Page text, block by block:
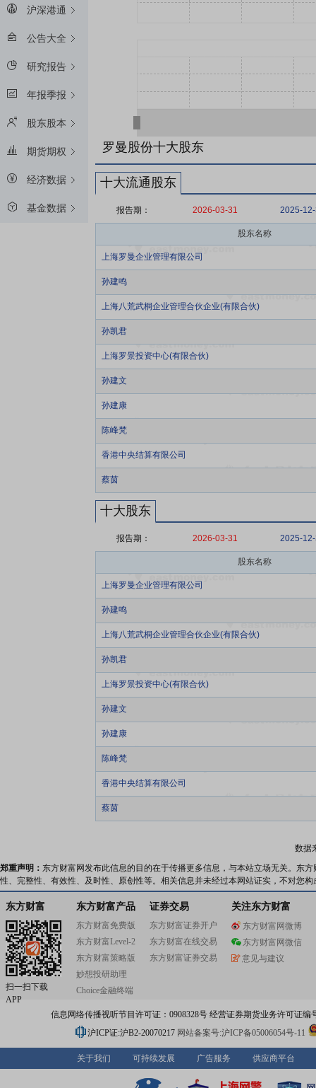
沪深港通
公告大全
研究报告
年报季报
股东股本
期货期权
经济数据
基金数据
罗曼股份十大股东
十大流通股东
报告期： 2026-03-31 2025-
股东名称
上海罗曼企业管理有限公司
孙建鸣
上海八荒武桐企业管理合伙企业(有限合伙)
孙凯君
上海罗景投资中心(有限合伙)
孙建文
孙建康
陈峰梵
香港中央结算有限公司
蔡茵
十大股东
报告期： 2026-03-31 2025-
股东名称
上海罗曼企业管理有限公司
孙建鸣
上海八荒武桐企业管理合伙企业(有限合伙)
孙凯君
上海罗景投资中心(有限合伙)
孙建文
孙建康
陈峰梵
香港中央结算有限公司
蔡茵
数据
郑重声明： 东方财富网发布此信息的目的在于传播更多信息，与本站立场无关。东
性、完整性、有效性、及时性、原创性等。相关信息并未经过本网站证实，不对您
东方财富
扫一扫下载
APP
东方财富产品
东方财富免费版
东方财富Level-2
东方财富策略版
妙想投研助理
Choice金融终端
证券交易
东方财富证券开户
东方财富在线交易
东方财富证券交易
关注东方财富
东方财富网微博
东方财富网微信
意见与建议
信息网络传播视听节目许可证：0908328号 经营证券期货业务许可证编
沪ICP证:沪B2-20070217 网站备案号:沪ICP备05006054号-11
关于我们 可持续发展 广告服务 供应商平台